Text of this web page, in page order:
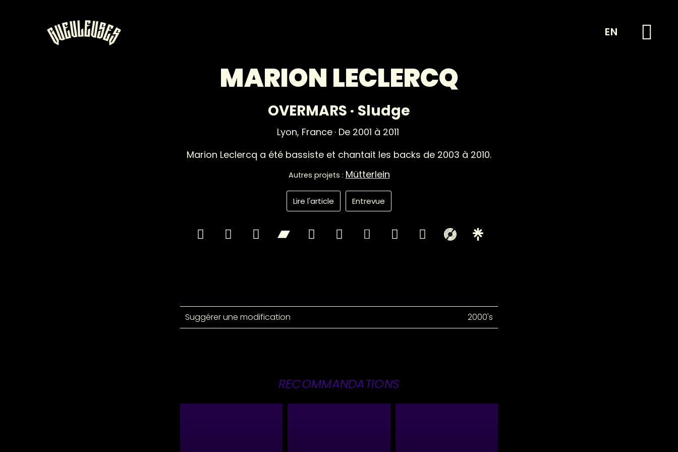
EN
MARION LECLERCQ
OVERMARS · Sludge
Lyon, France · De 2001 à 2011
Marion Leclercq a été bassiste et chantait les backs de 2003 à 2010.
Autres projets : Mütterlein
Lire l'article Entrevue
Suggérer une modification 2000's
RECOMMANDATIONS